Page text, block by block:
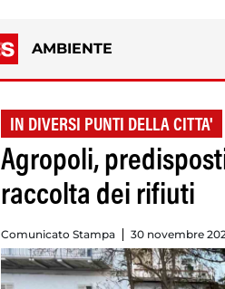
AMBIENTE
IN DIVERSI PUNTI DELLA CITTA'
Agropoli,
raccolta dei rifiuti
Comunicato Stampa 30 novembre